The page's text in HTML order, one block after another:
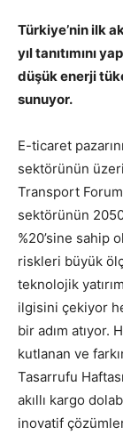
Türkiye’nin ilk
yıl tanıtımını
düşük enerji
sunuyor.
E-ticaret
sektörünün
Transport
sektörünün 2050
%20’sine sahip
riskleri büyük
teknolojik
ilgisini çekiyor
bir adım atıyor.
kutlanan ve
Tasarrufu
akıllı kargo
inovatif